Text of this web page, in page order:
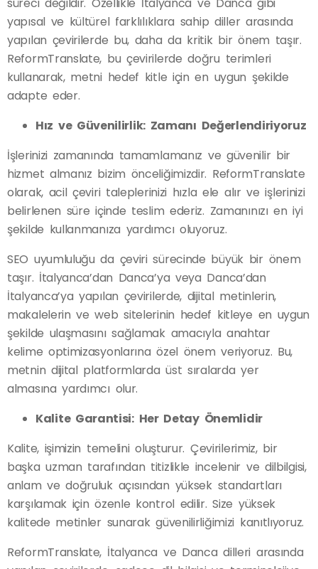
süreci değildir. Özellikle İtalyanca ve Danca gibi
yapısal ve kültürel farklılıklara sahip diller arasında
yapılan çevirilerde bu, daha da kritik bir önem taşır.
ReformTranslate, bu çevirilerde doğru terimleri
kullanarak, metni hedef kitle için en uygun şekilde
adapte eder.
Hız ve Güvenilirlik: Zamanı Değerlendiriyoruz
İşlerinizi zamanında tamamlamanız ve güvenilir bir
hizmet almanız bizim önceliğimizdir. ReformTranslate
olarak, acil çeviri taleplerinizi hızla ele alır ve işlerinizi
belirlenen süre içinde teslim ederiz. Zamanınızı en iyi
şekilde kullanmanıza yardımcı oluyoruz.
SEO uyumluluğu da çeviri sürecinde büyük bir önem
taşır. İtalyanca’dan Danca’ya veya Danca’dan
İtalyanca’ya yapılan çevirilerde, dijital metinlerin,
makalelerin ve web sitelerinin hedef kitleye en uygun
şekilde ulaşmasını sağlamak amacıyla anahtar
kelime optimizasyonlarına özel önem veriyoruz. Bu,
metnin dijital platformlarda üst sıralarda yer
almasına yardımcı olur.
Kalite Garantisi: Her Detay Önemlidir
Kalite, işimizin temelini oluşturur. Çevirilerimiz, bir
başka uzman tarafından titizlikle incelenir ve dilbilgisi,
anlam ve doğruluk açısından yüksek standartları
karşılamak için özenle kontrol edilir. Size yüksek
kalitede metinler sunarak güvenilirliğimizi kanıtlıyoruz.
ReformTranslate, İtalyanca ve Danca dilleri arasında